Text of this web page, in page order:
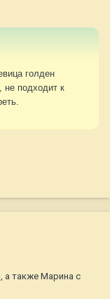
голден
не подходит к
а также Марина с